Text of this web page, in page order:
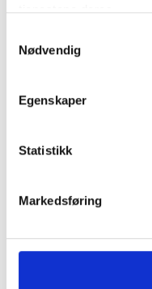
tjenestene deres.
Nødvendig
Egenskaper
Statistikk
Markedsføring
Ultraflex Sylinder UC128-
Varenummer: H1002660
Vis